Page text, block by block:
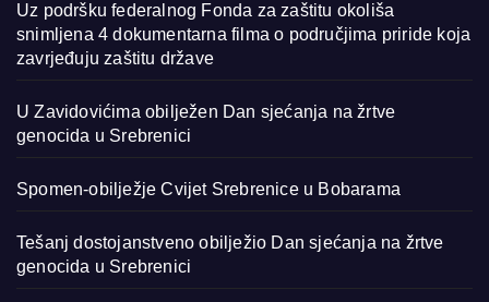
Uz podršku federalnog Fonda za zaštitu okoliša
snimljena 4 dokumentarna filma o područjima priride koja
zavrjeđuju zaštitu države
U Zavidovićima obilježen Dan sjećanja na žrtve
genocida u Srebrenici
Spomen-obilježje Cvijet Srebrenice u Bobarama
Tešanj dostojanstveno obilježio Dan sjećanja na žrtve
genocida u Srebrenici